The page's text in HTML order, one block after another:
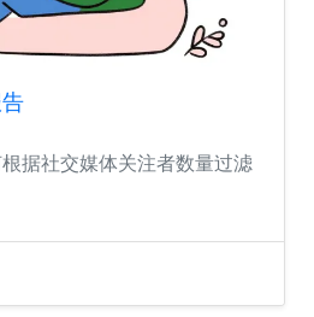
据社交媒体关注者数量过滤